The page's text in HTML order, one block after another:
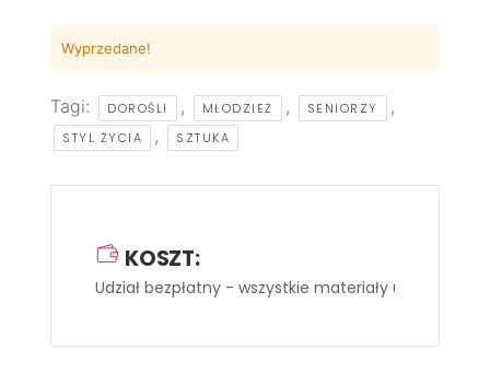
Wyprzedane!
Tagi: DOROŚLI , MŁODZIEŻ , SENIORZY ,
STYL ŻYCIA , SZTUKA
KOSZT:
Udział bezpłatny - wszystkie materiały uczestnicy